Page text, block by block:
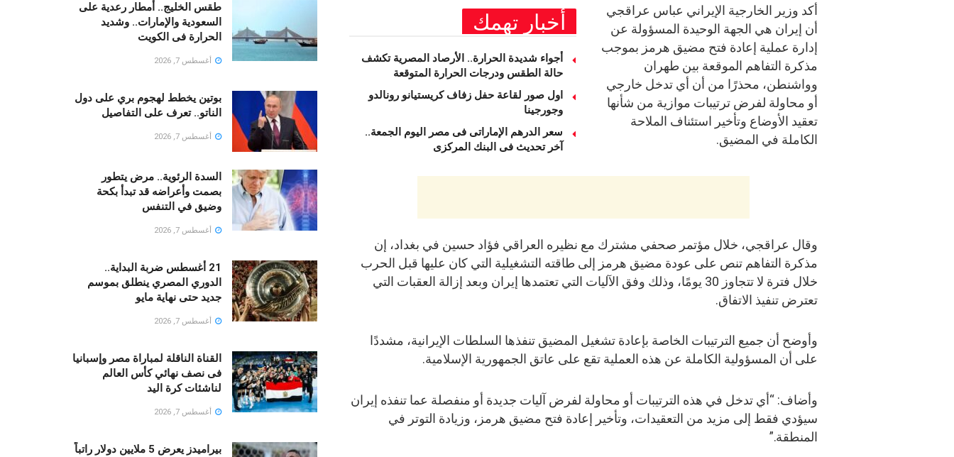
أخبار تهمك
أجواء شديدة الحرارة.. الأرصاد المصرية تكشف
حالة الطقس ودرجات الحرارة المتوقعة
اول صور لقاعة حفل زفاف كريستيانو رونالدو
وجورجينا
سعر الدرهم الإماراتى فى مصر اليوم الجمعة..
آخر تحديث فى البنك المركزى
أكد وزير الخارجية الإيراني عباس عراقجي
أن إيران هي الجهة الوحيدة المسؤولة عن
إدارة عملية إعادة فتح مضيق هرمز بموجب
مذكرة التفاهم الموقعة بين طهران
وواشنطن، محذرًا من أن أي تدخل خارجي
أو محاولة لفرض ترتيبات موازية من شأنها
تعقيد الأوضاع وتأخير استئناف الملاحة
الكاملة في المضيق.
وقال عراقجي، خلال مؤتمر صحفي مشترك مع نظيره العراقي فؤاد حسين في بغداد، إن
مذكرة التفاهم تنص على عودة مضيق هرمز إلى طاقته التشغيلية التي كان عليها قبل الحرب
خلال فترة لا تتجاوز 30 يومًا، وذلك وفق الآليات التي تعتمدها إيران وبعد إزالة العقبات التي
تعترض تنفيذ الاتفاق.
وأوضح أن جميع الترتيبات الخاصة بإعادة تشغيل المضيق تنفذها السلطات الإيرانية، مشددًا
على أن المسؤولية الكاملة عن هذه العملية تقع على عاتق الجمهورية الإسلامية.
وأضاف: “أي تدخل في هذه الترتيبات أو محاولة لفرض آليات جديدة أو منفصلة عما تنفذه إيران
سيؤدي فقط إلى مزيد من التعقيدات، وتأخير إعادة فتح مضيق هرمز، وزيادة التوتر في
المنطقة.”
طقس الخليج.. أمطار رعدية على
السعودية والإمارات.. وشديد
الحرارة فى الكويت
أغسطس 7, 2026
بوتين يخطط لهجوم بري على دول
الناتو.. تعرف على التفاصيل
أغسطس 7, 2026
السدة الرئوية.. مرض يتطور
بصمت وأعراضه قد تبدأ بكحة
وضيق في التنفس
أغسطس 7, 2026
21 أغسطس ضربة البداية..
الدوري المصري ينطلق بموسم
جديد حتى نهاية مايو
أغسطس 7, 2026
القناة الناقلة لمباراة مصر وإسبانيا
فى نصف نهائي كأس العالم
لناشئات كرة اليد
أغسطس 7, 2026
بيراميدز يعرض 5 ملايين دولار راتباً